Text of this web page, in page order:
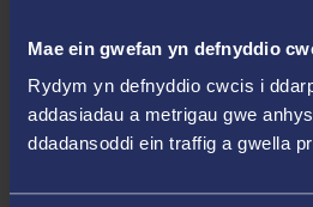
Mae ein gwefan yn defnyddio
Rydym yn defnyddio cwcis i
addasiadau a metrigau gwe
ddadansoddi ein traffig a gwella
Cyfraith Rheoli Tir Cynaliadwy
Y Gyfraith ac Adfer Natur
Cyfraith Cynllunio Defnydd Tir